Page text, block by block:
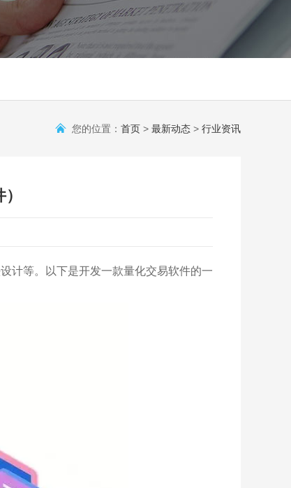
您的位置： 首页 > 最新动态 > 行业资讯
计等。以下是开发一款量化交易软件的一